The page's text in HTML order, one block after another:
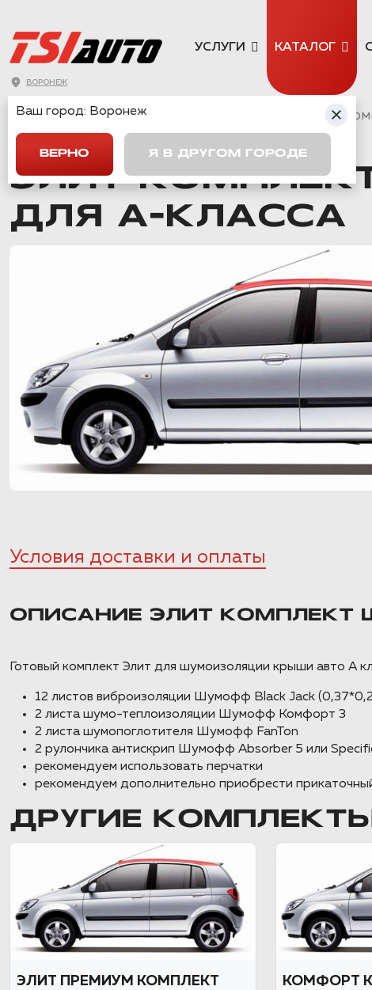
ВОРОНЕЖ
УСЛУГИ КАТАЛОГ
ГЛАВНАЯ → КАТАЛОГ → →
ЭЛИТ
ДЛЯ А-КЛАССА
Условия доставки и оплаты
ОПИСАНИЕ ЭЛИТ
Готовый комплект Элит для шумоизоляции крыши авто А
12 листов виброизоляции Шумофф Black Jack
2 листа шумо-теплоизоляции Шумофф Комфорт 3
2 листа шумопоглотителя Шумофф FanTon
2 рулончика антискрип Шумофф Absorber 5 или
рекомендуем использовать перчатки
рекомендуем дополнительно приобрести
ДРУГИЕ КОМПЛЕКТЫ
ЭЛИТ ПРЕМИУМ КОМПЛЕКТ
КОМФОРТ
Ваш город: Воронеж
ВЕРНО Я В ДРУГОМ ГОРОДЕ